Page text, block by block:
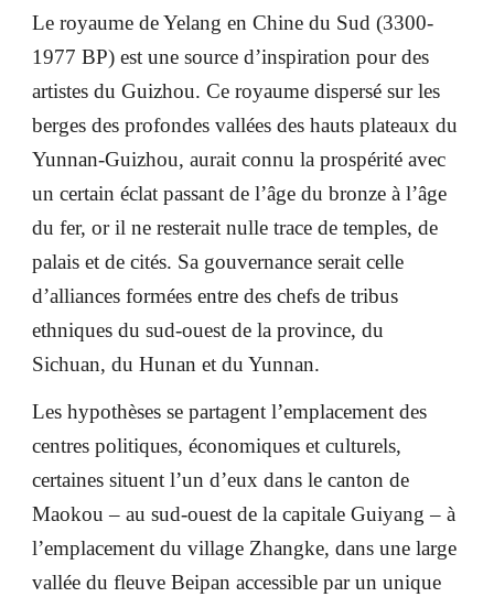
Le royaume de Yelang en Chine du Sud (3300-
1977 BP) est une source d’inspiration pour des
artistes du Guizhou. Ce royaume dispersé sur les
berges des profondes vallées des hauts plateaux du
Yunnan-Guizhou, aurait connu la prospérité avec
un certain éclat passant de l’âge du bronze à l’âge
du fer, or il ne resterait nulle trace de temples, de
palais et de cités. Sa gouvernance serait celle
d’alliances formées entre des chefs de tribus
ethniques du sud-ouest de la province, du
Sichuan, du Hunan et du Yunnan.
Les hypothèses se partagent l’emplacement des
centres politiques, économiques et culturels,
certaines situent l’un d’eux dans le canton de
Maokou – au sud-ouest de la capitale Guiyang – à
l’emplacement du village Zhangke, dans une large
vallée du fleuve Beipan accessible par un unique